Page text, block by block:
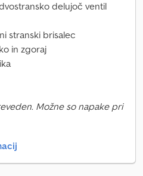
delujoč ventil
stranski brisalec
in zgoraj
Možne so napake pri